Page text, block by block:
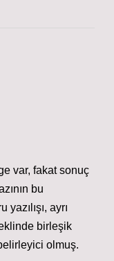
var, fakat sonuç
bu
ayrı
birleşik
olmuş.